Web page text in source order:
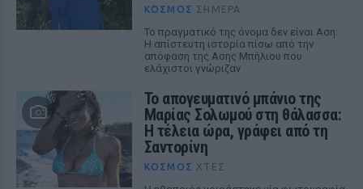
ΚΌΣΜΟΣ ΣΉΜΕΡΑ
Το πραγματικό της όνομα δεν είναι Αση:
Η απίστευτη ιστορία πίσω από την
απόφαση της Ασης Μπήλιου που
ελάχιστοι γνώριζαν
Το απογευματινό μπάνιο της
Μαρίας Σολωμού στη θάλασσα:
Η τέλεια ώρα, γράφει από τη
Σαντορίνη
ΚΌΣΜΟΣ ΧΤΕΣ